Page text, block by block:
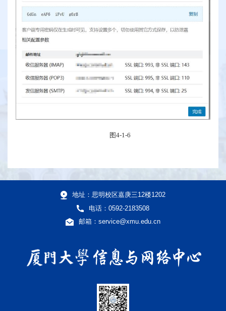
图4-1-6
地址：思明校区嘉庚三12楼1202
电话：0592-2183508
邮箱：service@xmu.edu.cn